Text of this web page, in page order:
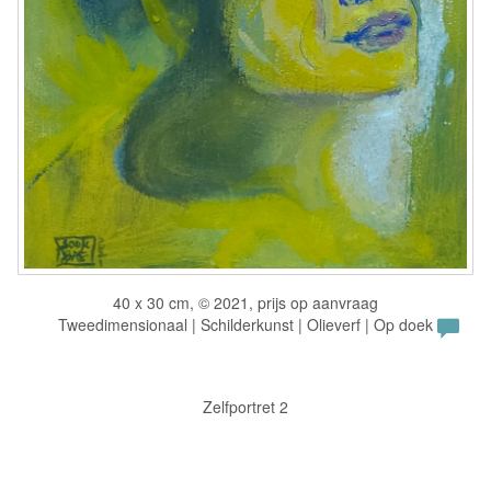
40 x 30 cm, © 2021, prijs op aanvraag
Tweedimensionaal | Schilderkunst | Olieverf | Op doek
Zelfportret 2